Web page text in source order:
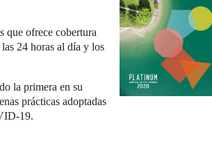
que ofrece cobertura
24 horas al día y los
la primera en su
prácticas adoptadas
19.